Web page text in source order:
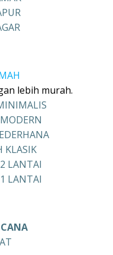
lebih murah.
KLASIK
LANTAI
LANTAI